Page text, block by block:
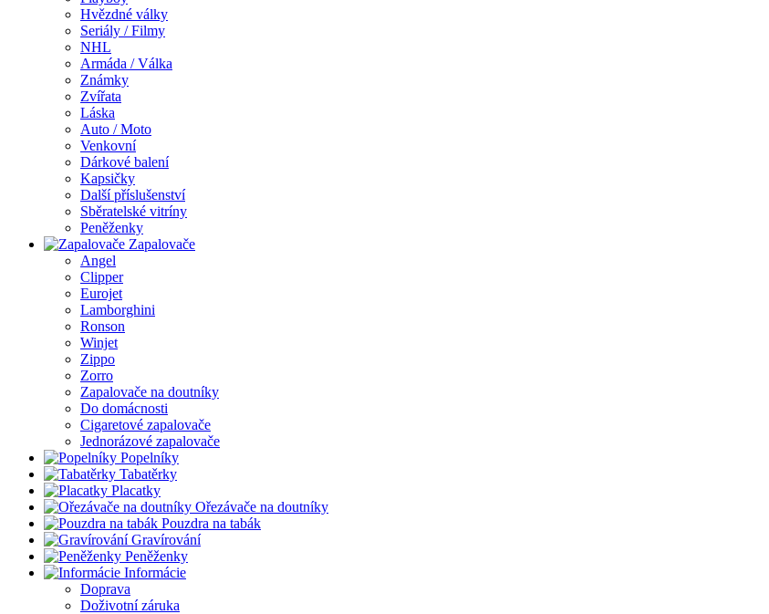
Hvězdné války
Seriály / Filmy
NHL
Armáda / Válka
Známky
Zvířata
Láska
Auto / Moto
Venkovní
Dárkové balení
Kapsičky
Další příslušenství
Sběratelské vitríny
Peněženky
Zapalovače
Angel
Clipper
Eurojet
Lamborghini
Ronson
Winjet
Zippo
Zorro
Zapalovače na doutníky
Do domácnosti
Cigaretové zapalovače
Jednorázové zapalovače
Popelníky
Tabatěrky
Placatky
Ořezávače na doutníky
Pouzdra na tabák
Gravírování
Peněženky
Informácie
Doprava
Doživotní záruka